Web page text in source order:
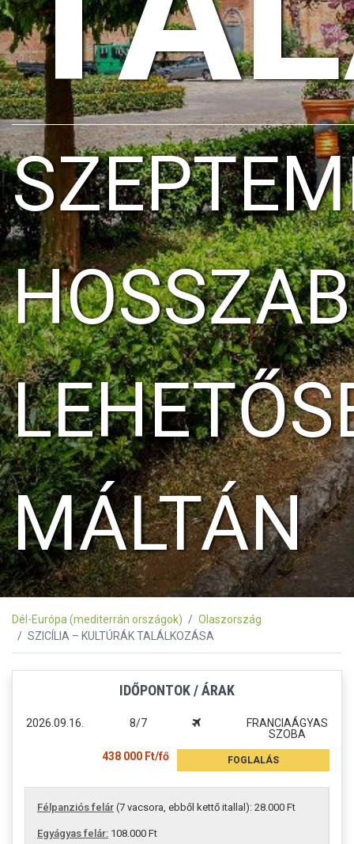
MÁLTÁN
Dél-Európa (mediterrán országok)
Olaszország
SZICÍLIA – KULTÚRÁK TALÁLKOZÁSA
IDŐPONTOK / ÁRAK
2026.09.16. 8/7
FRANCIAÁGYAS
SZOBA
438 000 Ft/fő
FOGLALÁS
Félpanziós felár (7 vacsora, ebből kettő itallal): 28.000 Ft
Egyágyas felár: 108.000 Ft